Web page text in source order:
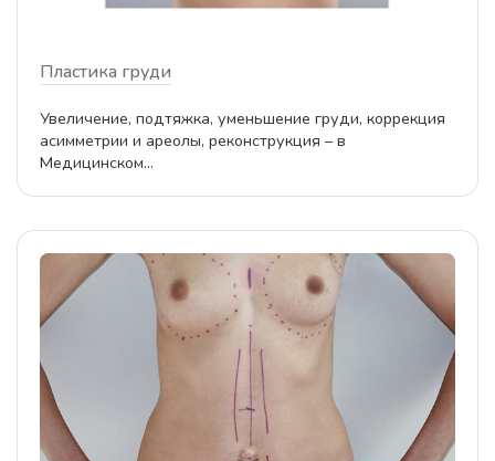
Пластика груди
Увеличение, подтяжка, уменьшение груди, коррекция
асимметрии и ареолы, реконструкция – в
Медицинском...